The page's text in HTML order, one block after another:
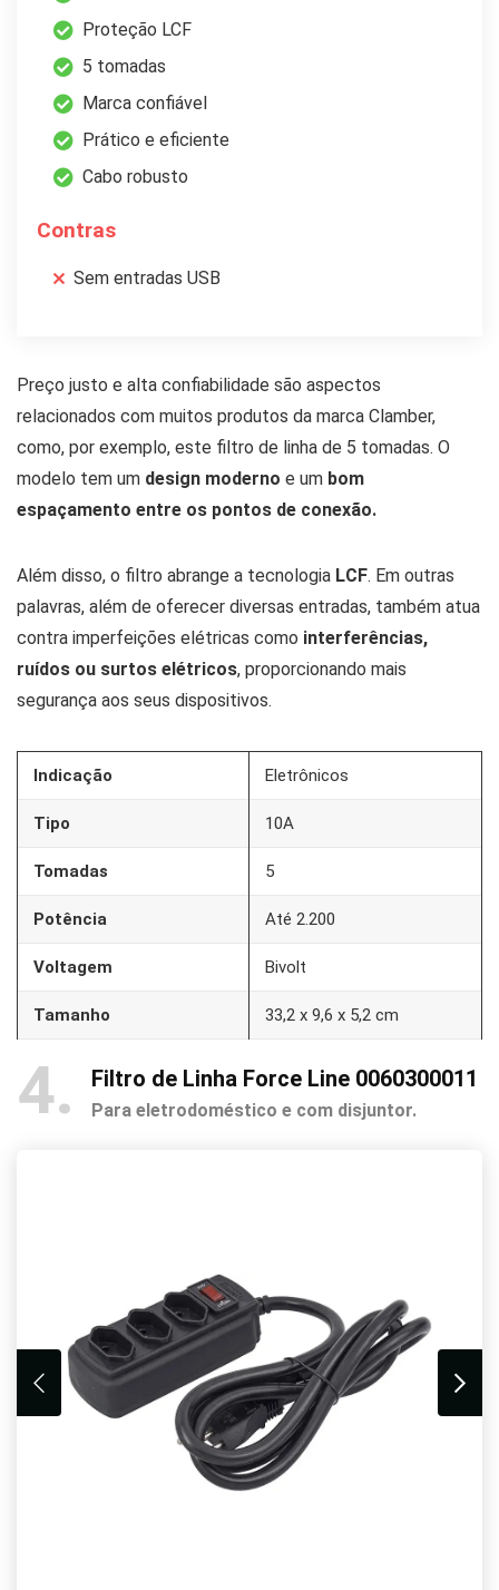
Proteção LCF
5 tomadas
Marca confiável
Prático e eficiente
Cabo robusto
Contras
Sem entradas USB
Preço justo e alta confiabilidade são aspectos
relacionados com muitos produtos da marca Clamber,
como, por exemplo, este filtro de linha de 5 tomadas. O
modelo tem um design moderno e um bom
espaçamento entre os pontos de conexão.
Além disso, o filtro abrange a tecnologia LCF. Em outras
palavras, além de oferecer diversas entradas, também atua
contra imperfeições elétricas como interferências,
ruídos ou surtos elétricos, proporcionando mais
segurança aos seus dispositivos.
Indicação Eletrônicos
Tipo 10A
Tomadas 5
Potência Até 2.200
Voltagem Bivolt
Tamanho ‎33,2 x 9,6 x 5,2 cm
4 Filtro de Linha Force Line 0060300011
Para eletrodoméstico e com disjuntor.